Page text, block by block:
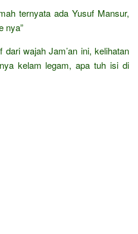
ternyata ada Yusuf Mansur,
nya”
wajah Jam’an ini, kelihatan
kelam legam, apa tuh isi di